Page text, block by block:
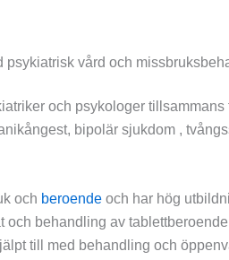
psykiatrisk vård och
och psykologer
bipolär sjukdom ,
och beroende och har hög
och behandling av
till med behandling och